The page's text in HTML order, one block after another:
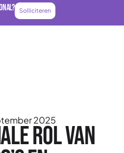
Solliciteren
2025
rol van